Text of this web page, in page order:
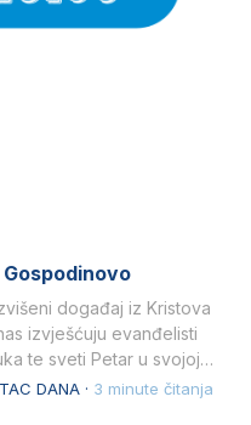
događaj iz Kristova
izvješćuju evanđelisti
te sveti Petar u svojoj
DANA · 3 minute čitanja